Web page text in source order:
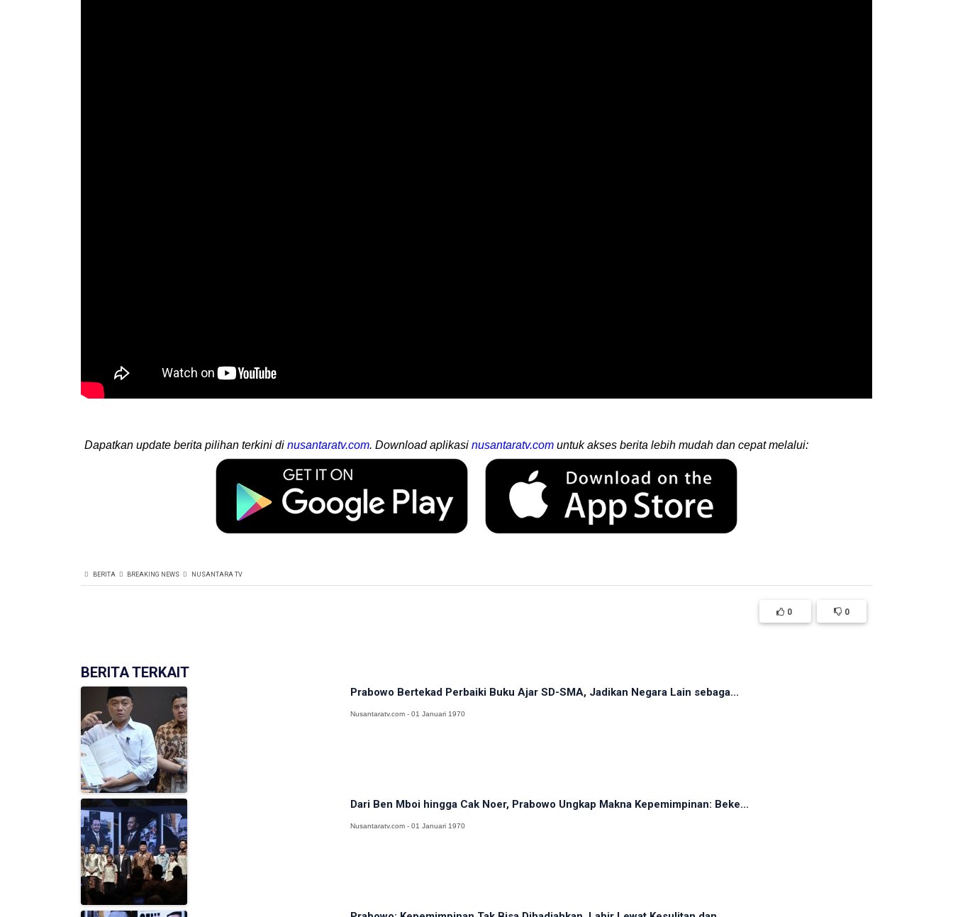
Dapatkan update berita pilihan terkini di nusantaratv.com. Download aplikasi nusantaratv.com untuk akses berita lebih mudah dan cepat melalui:
BERITA BREAKING NEWS NUSANTARA TV
0 0
BERITA TERKAIT
Prabowo Bertekad Perbaiki Buku Ajar SD-SMA, Jadikan Negara Lain sebaga...
Nusantaratv.com - 01 Januari 1970
Dari Ben Mboi hingga Cak Noer, Prabowo Ungkap Makna Kepemimpinan: Beke...
Nusantaratv.com - 01 Januari 1970